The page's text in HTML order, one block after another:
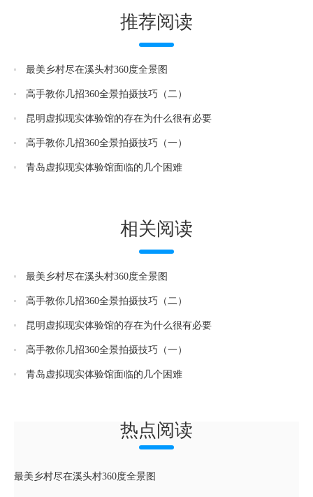
推荐阅读
最美乡村尽在溪头村360度全景图
高手教你几招360全景拍摄技巧（二）
昆明虚拟现实体验馆的存在为什么很有必要
高手教你几招360全景拍摄技巧（一）
青岛虚拟现实体验馆面临的几个困难
相关阅读
最美乡村尽在溪头村360度全景图
高手教你几招360全景拍摄技巧（二）
昆明虚拟现实体验馆的存在为什么很有必要
高手教你几招360全景拍摄技巧（一）
青岛虚拟现实体验馆面临的几个困难
热点阅读
最美乡村尽在溪头村360度全景图